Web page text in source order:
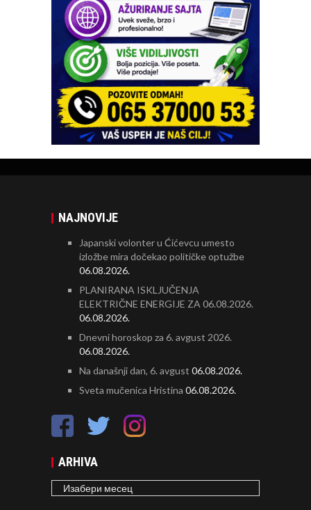
NAJNOVIJE
Japanski volonter u Ćićevcu umesto
izložbe mira dočekao političke optužbe
06.08.2026.
PLANIRANA ISKLJUČENJA
ELEKTRIČNE ENERGIJE ZA 06.08.2026.
06.08.2026.
Dnevni horoskop za 6. avgust 2026.
06.08.2026.
Na današnji dan, 6. avgust 06.08.2026.
Sveta mučenica Hristina 06.08.2026.
ARHIVA
ARHIVA